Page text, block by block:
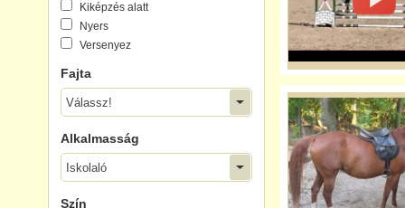
Kiképzés alatt
Nyers
Versenyez
Fajta
Válassz!
Alkalmasság
Iskolaló
Szín